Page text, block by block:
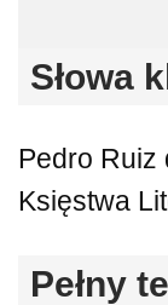
Słowa
Pedro Ruiz
Księstwa
Pełny